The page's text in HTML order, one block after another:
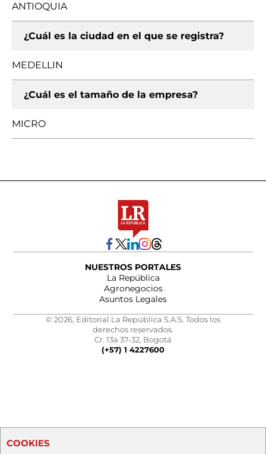
ANTIOQUIA
¿Cuál es la ciudad en el que se registra?
MEDELLIN
¿Cuál es el tamaño de la empresa?
MICRO
NUESTROS PORTALES
La República
Agronegocios
Asuntos Legales
© 2026, Editorial La República S.A.S. Todos los
derechos reservados.
Cr. 13a 37-32, Bogotá
(+57) 1 4227600
COOKIES